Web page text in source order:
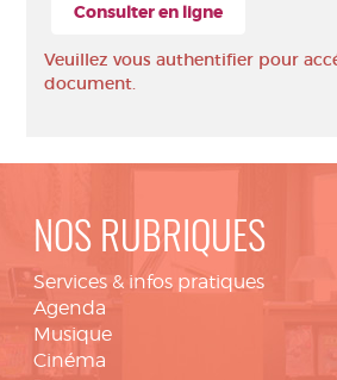
Consulter en ligne
Veuillez vous authentifier pour
document.
NOS RUBRIQUES
Services & infos pratiques
Agenda
Musique
Cinéma